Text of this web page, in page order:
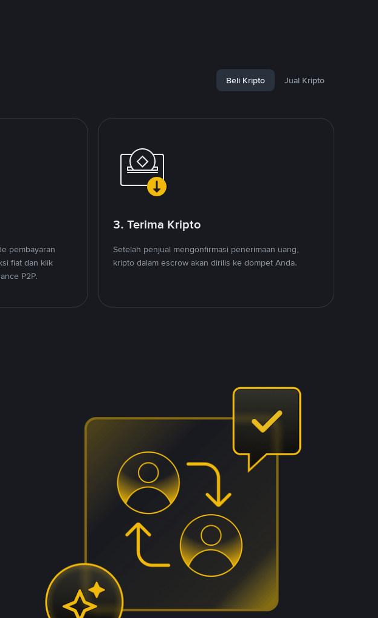
Beli Kripto Jual Kripto
pembayaran
fiat dan klik
P2P.
3. Terima Kripto
Setelah penjual mengonfirmasi penerimaan uang,
kripto dalam escrow akan dirilis ke dompet Anda.